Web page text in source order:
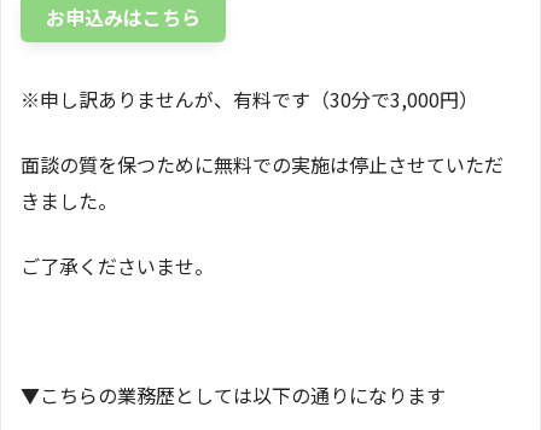
お申込みはこちら
※申し訳ありませんが、有料です（30分で3,000円）
面談の質を保つために無料での実施は停止させていただ
きました。
ご了承くださいませ。
▼こちらの業務歴としては以下の通りになります